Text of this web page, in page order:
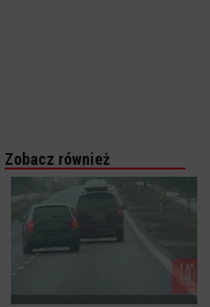
Zobacz również